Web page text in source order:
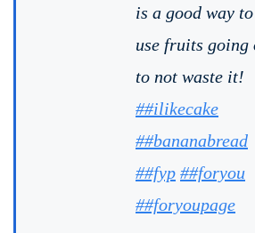
is a good way to
use fruits going
to not waste it!
##ilikecake
##bananabread
##fyp ##foryou
##foryoupage